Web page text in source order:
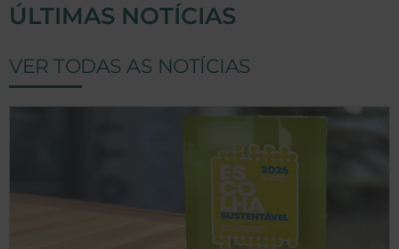
ÚLTIMAS NOTÍCIAS
VER TODAS AS NOTÍCIAS